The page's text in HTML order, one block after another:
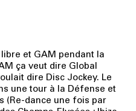
et GAM pendant la
ça veut dire Global
dire Disc Jockey. Le
une tour à la Défense et
(Re-dance une fois par